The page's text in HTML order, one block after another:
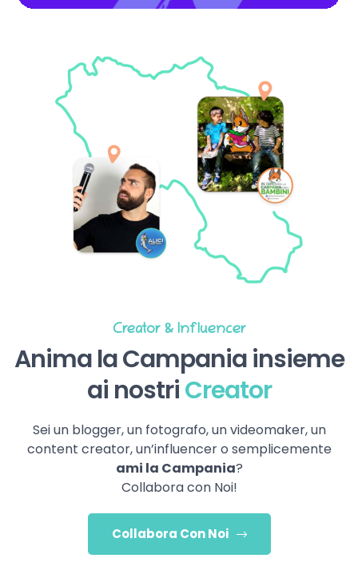
Creator & Influencer
Anima la Campania insieme
ai nostriCreator
Sei un blogger, un fotografo, un videomaker, un
content creator, un’influencer o semplicemente
ami la Campania?
Collabora con Noi!
Collabora Con Noi